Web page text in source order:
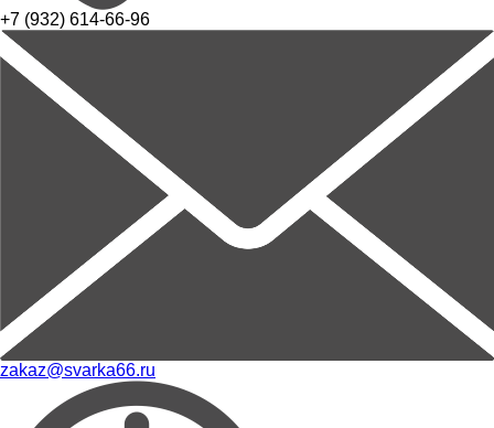
+7 (932) 614-66-96
zakaz@svarka66.ru